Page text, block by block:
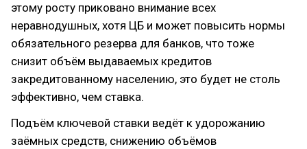
этому росту приковано внимание всех
неравнодушных, хотя ЦБ и может повысить нормы
обязательного резерва для банков, что тоже
снизит объём выдаваемых кредитов
закредитованному населению, это будет не столь
эффективно, чем ставка.
Подъём ключевой ставки ведёт к удорожанию
заёмных средств, снижению объёмов